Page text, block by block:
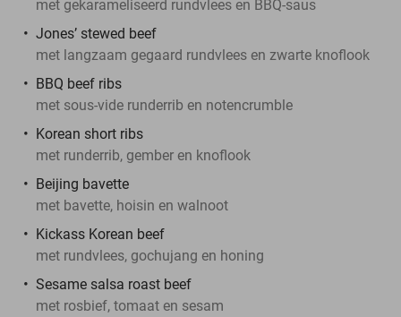
met gekarameliseerd rundvlees en BBQ-saus
Jones’ stewed beef
met langzaam gegaard rundvlees en zwarte knoflook
BBQ beef ribs
met sous-vide runderrib en notencrumble
Korean short ribs
met runderrib, gember en knoflook
Beijing bavette
met bavette, hoisin en walnoot
Kickass Korean beef
met rundvlees, gochujang en honing
Sesame salsa roast beef
met rosbief, tomaat en sesam